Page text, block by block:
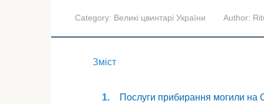
Category: Великі цвинтарі України Author:
Зміст
Послуги прибирання могили на